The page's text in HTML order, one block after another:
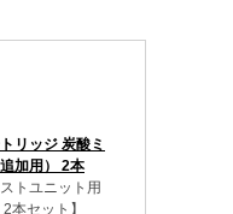
リッジ 炭酸ミ
加用） 2本
トユニット用
本セット】